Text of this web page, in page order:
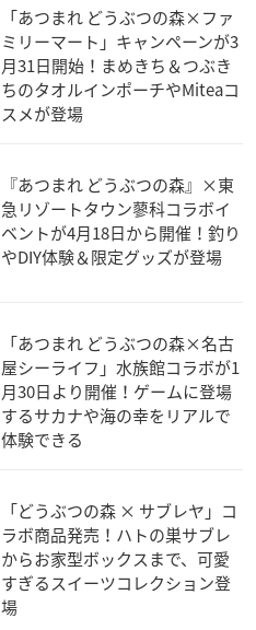
「あつまれ どうぶつの森×ファ
ミリーマート」キャンペーンが3
月31日開始！まめきち＆つぶき
ちのタオルインポーチやMiteaコ
スメが登場
『あつまれ どうぶつの森』×東
急リゾートタウン蓼科コラボイ
ベントが4月18日から開催！釣り
やDIY体験＆限定グッズが登場
「あつまれ どうぶつの森×名古
屋シーライフ」水族館コラボが1
月30日より開催！ゲームに登場
するサカナや海の幸をリアルで
体験できる
「どうぶつの森 × サブレヤ」コ
ラボ商品発売！ハトの巣サブレ
からお家型ボックスまで、可愛
すぎるスイーツコレクション登
場